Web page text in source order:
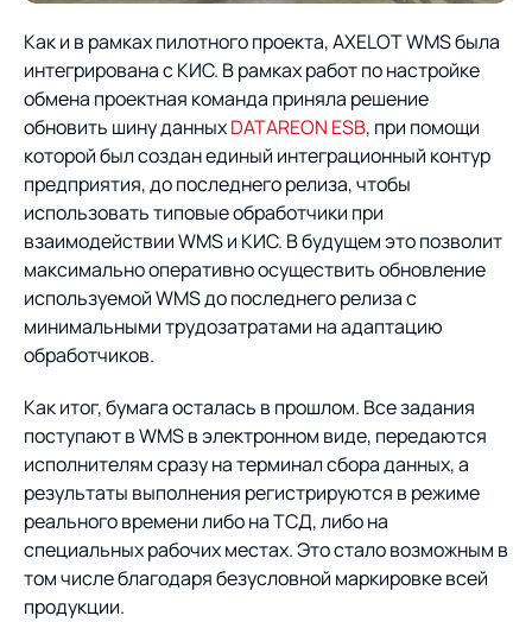
Как и в рамках пилотного проекта, AXELOT WMS была
интегрирована с КИС. В рамках работ по настройке
обмена проектная команда приняла решение
обновить шину данныхDATAREON ESB, при помощи
которой был создан единый интеграционный контур
предприятия, до последнего релиза, чтобы
использовать типовые обработчики при
взаимодействии WMS и КИС. В будущем это позволит
максимально оперативно осуществить обновление
используемой WMS до последнего релиза с
минимальными трудозатратами на адаптацию
обработчиков.
Как итог, бумага осталась в прошлом. Все задания
поступают в WMS в электронном виде, передаются
исполнителям сразу на терминал сбора данных, а
результаты выполнения регистрируются в режиме
реального времени либо на ТСД, либо на
специальных рабочих местах. Это стало возможным в
том числе благодаря безусловной маркировке всей
продукции.